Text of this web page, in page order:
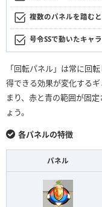
複数のパネルを踏む
号令SSで動いたキャ
「回転パネル」は常に回
得できる効果が変化する
まり、赤と青の範囲が固定
ょう。
各パネルの特徴
パネル